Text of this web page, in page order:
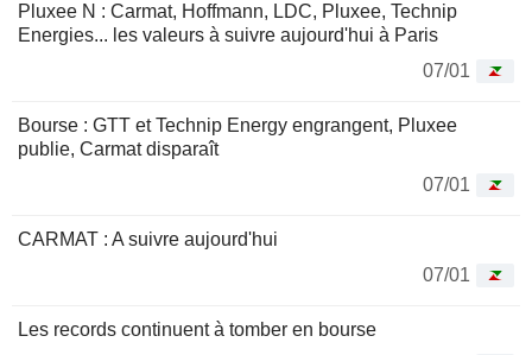
Pluxee N : Carmat, Hoffmann, LDC, Pluxee, Technip
Energies... les valeurs à suivre aujourd'hui à Paris
07/01
Bourse : GTT et Technip Energy engrangent, Pluxee
publie, Carmat disparaît
07/01
CARMAT : A suivre aujourd'hui
07/01
Les records continuent à tomber en bourse